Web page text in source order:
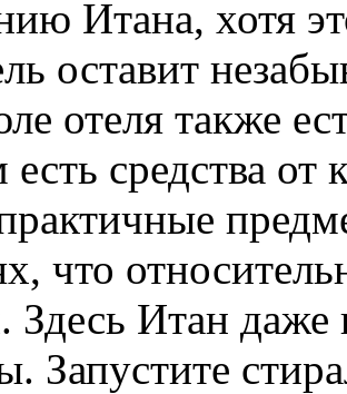
Итана, хотя
оставит
отеля также
есть средства
что
Здесь Итан
Запустите